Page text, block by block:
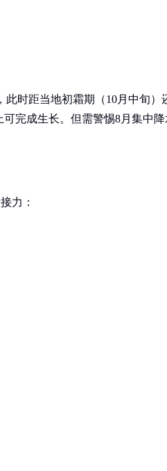
时距当地初霜期（10月中旬）
完成生长。但需警惕8月集中
力：